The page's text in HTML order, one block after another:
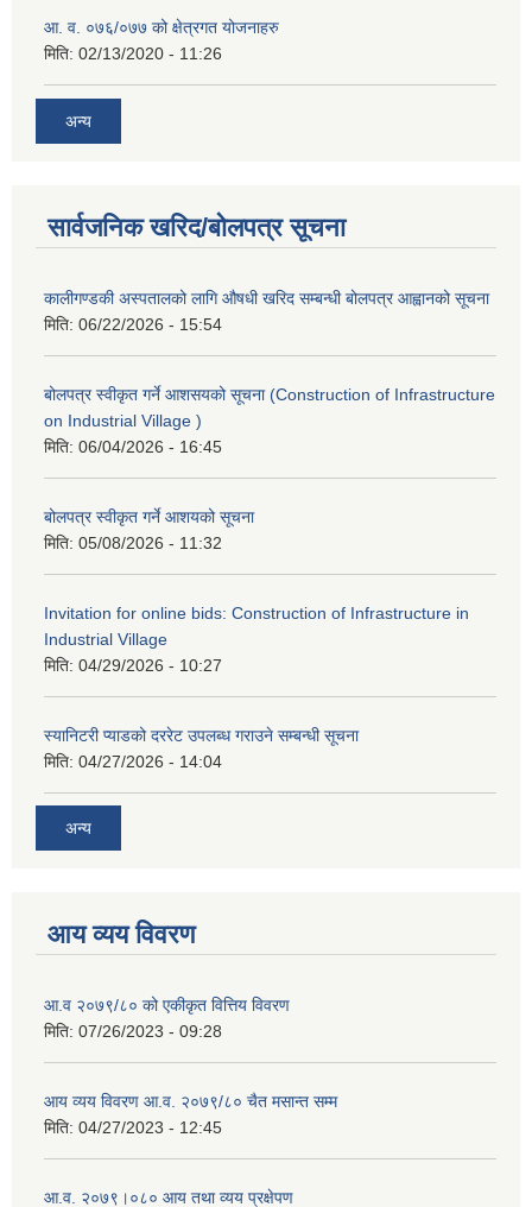
आ. व. ०७६/०७७ को क्षेत्रगत योजनाहरु
मिति: 02/13/2020 - 11:26
अन्य
सार्वजनिक खरिद/बोलपत्र सूचना
कालीगण्डकी अस्पतालको लागि औषधी खरिद सम्बन्धी बोलपत्र आह्वानको सूचना
मिति: 06/22/2026 - 15:54
बोलपत्र स्वीकृत गर्ने आशसयको सूचना (Construction of Infrastructure
on Industrial Village )
मिति: 06/04/2026 - 16:45
बोलपत्र स्वीकृत गर्ने आशयको सूचना
मिति: 05/08/2026 - 11:32
Invitation for online bids: Construction of Infrastructure in
Industrial Village
मिति: 04/29/2026 - 10:27
स्यानिटरी प्याडको दररेट उपलब्ध गराउने सम्बन्धी सूचना
मिति: 04/27/2026 - 14:04
अन्य
आय व्यय विवरण
आ.व २०७९/८० को एकीकृत वित्तिय विवरण
मिति: 07/26/2023 - 09:28
आय व्यय विवरण आ.व. २०७९/८० चैत मसान्त सम्म
मिति: 04/27/2023 - 12:45
आ.व. २०७९।०८० आय तथा व्यय प्रक्षेपण